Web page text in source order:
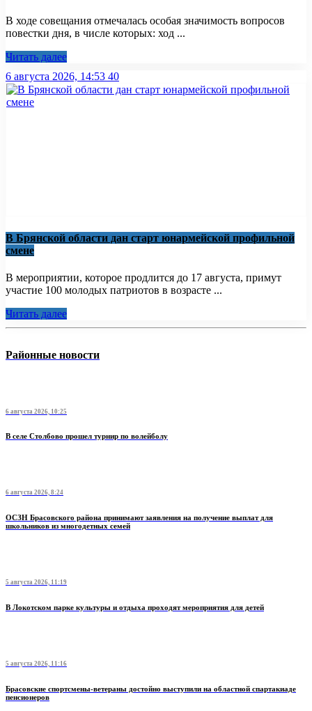
В ходе совещания отмечалась особая значимость вопросов
повестки дня, в числе которых: ход ...
Читать далее
6 августа 2026, 14:53 40
В Брянской области дан старт юнармейской профильной
смене
В мероприятии, которое продлится до 17 августа, примут
участие 100 молодых патриотов в возрасте ...
Читать далее
Районные новости
6 августа 2026, 10:25
В селе Столбово прошел турнир по волейболу
6 августа 2026, 8:24
ОСЗН Брасовского района принимают заявления на получение выплат для
школьников из многодетных семей
5 августа 2026, 11:19
В Локотском парке культуры и отдыха проходят мероприятия для детей
5 августа 2026, 11:16
Брасовские спортсмены-ветераны достойно выступили на областной спартакиаде
пенсионеров